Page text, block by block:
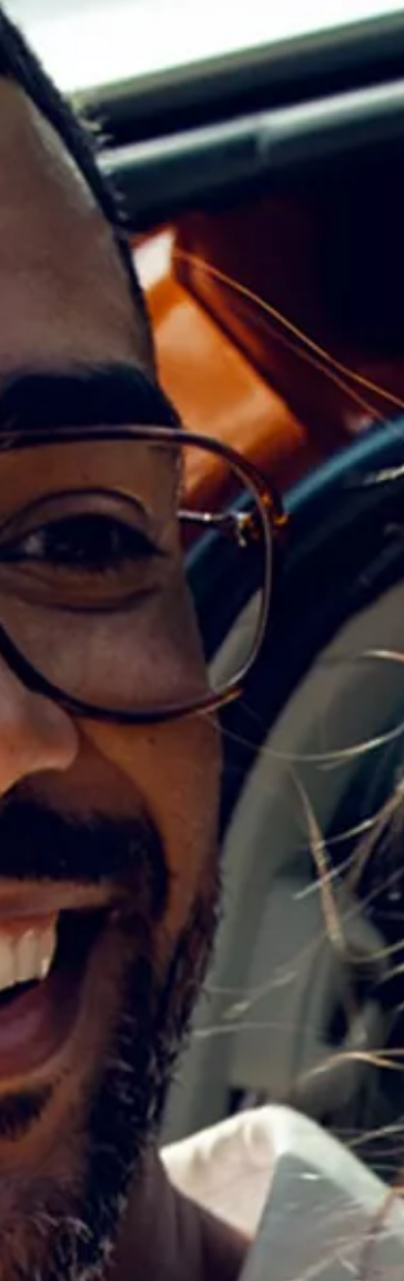
Services et accessoires
Actions service
Service et réparation
Offres Accessoires
Pièces d’origine Volkswagen
Informations utiles
Voyants de contrôle rouges
Voyants de contrôle verts
Voyants de contrôle bleus
Voyants de contrôle blancs
WLTP
Carburant diesel XTL
Rappel de sécurité airbag
Services numériques et applications
myVolkswagen
VW Connect
Connect Pro Gestion de flotte
Manuel digital
VW Connect pour les modèles ID.
Application California
Mise à jour du système de navigation
Tutoriels vidéo automobiles
Arrêt du réseau téléphonie mobile 2G/3G
Marque et expérience
Notre marque
Van Journal
Les générations du VW Bus
Vue d’ensemble des catégories de véhicule
Newsroom
Postes vacants
L’univers California
Magazine et guide California
Guide d’achat
Itinéraires et voyages
La collection California
California App